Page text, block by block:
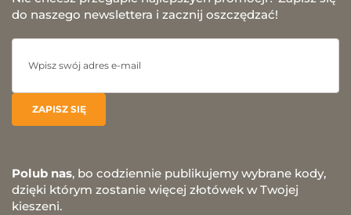
do naszego newslettera i zacznij oszczędzać!
Polub nas, bo codziennie publikujemy wybrane kody,
dzięki którym zostanie więcej złotówek w Twojej
kieszeni.